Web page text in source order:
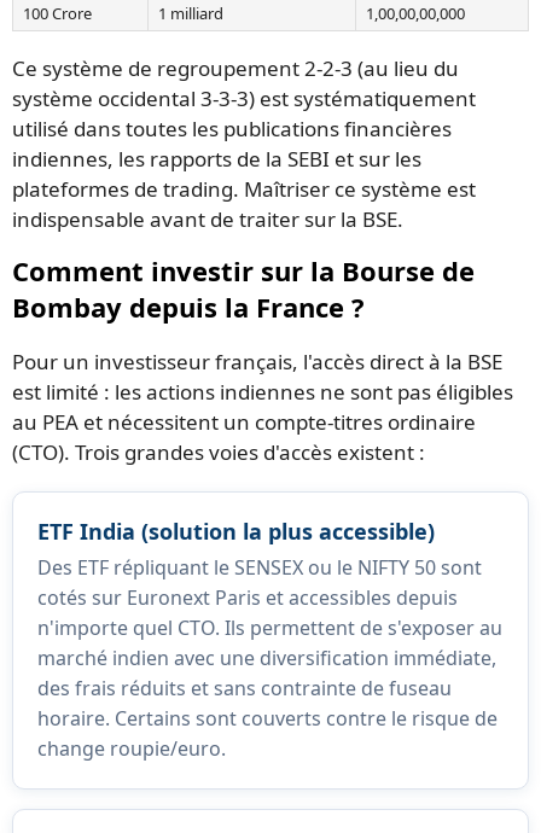
100 Crore 1 milliard 1,00,00,00,000
Ce système de regroupement 2-2-3 (au lieu du
système occidental 3-3-3) est systématiquement
utilisé dans toutes les publications financières
indiennes, les rapports de la SEBI et sur les
plateformes de trading. Maîtriser ce système est
indispensable avant de traiter sur la BSE.
Comment investir sur la Bourse de
Bombay depuis la France ?
Pour un investisseur français, l'accès direct à la BSE
est limité : les actions indiennes ne sont pas éligibles
au PEA et nécessitent un compte-titres ordinaire
(CTO). Trois grandes voies d'accès existent :
ETF India (solution la plus accessible)
Des ETF répliquant le SENSEX ou le NIFTY 50 sont
cotés sur Euronext Paris et accessibles depuis
n'importe quel CTO. Ils permettent de s'exposer au
marché indien avec une diversification immédiate,
des frais réduits et sans contrainte de fuseau
horaire. Certains sont couverts contre le risque de
change roupie/euro.